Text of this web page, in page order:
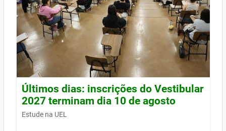
Últimos dias: inscrições do Vestibular
2027 terminam dia 10 de agosto
Estude na UEL